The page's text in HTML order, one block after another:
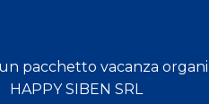
pacchetto vacanza
HAPPY SIBEN SRL